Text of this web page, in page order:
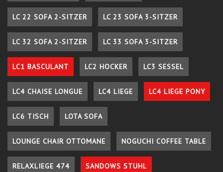
LC 22 SOFA 2-SITZER LC 23 SOFA 3-SITZER
LC 32 SOFA 2-SITZER LC 33 SOFA 3-SITZER
LC1 BASCULANT LC2 HOCKER LC3 SESSEL
LC4 CHAISE LONGUE LC4 LIEGE LC4 LIEGE PONY
LC6 TISCH LOTA SOFA
LOUNGE CHAIR OTTOMANE NOGUCHI COFFEE TABLE
RELAXLIEGE 474 SANDOWS STUHL